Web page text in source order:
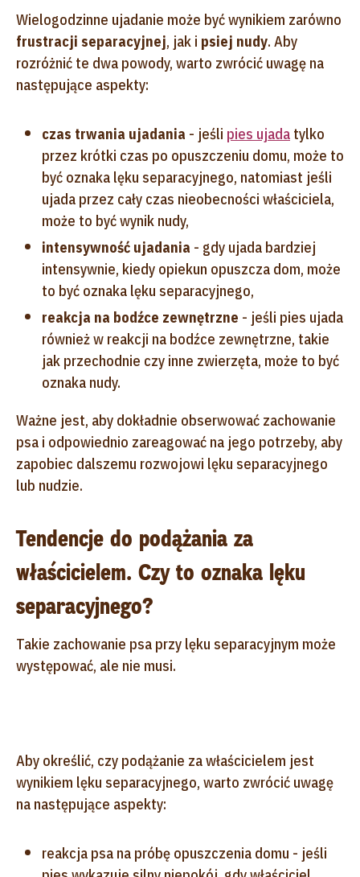
Wielogodzinne ujadanie może być wynikiem zarówno
frustracji separacyjnej, jak i psiej nudy. Aby
rozróżnić te dwa powody, warto zwrócić uwagę na
następujące aspekty:
czas trwania ujadania - jeśli pies ujada tylko
przez krótki czas po opuszczeniu domu, może to
być oznaka lęku separacyjnego, natomiast jeśli
ujada przez cały czas nieobecności właściciela,
może to być wynik nudy,
intensywność ujadania - gdy ujada bardziej
intensywnie, kiedy opiekun opuszcza dom, może
to być oznaka lęku separacyjnego,
reakcja na bodźce zewnętrzne - jeśli pies ujada
również w reakcji na bodźce zewnętrzne, takie
jak przechodnie czy inne zwierzęta, może to być
oznaka nudy.
Ważne jest, aby dokładnie obserwować zachowanie
psa i odpowiednio zareagować na jego potrzeby, aby
zapobiec dalszemu rozwojowi lęku separacyjnego
lub nudzie.
Tendencje do podążania za
właścicielem. Czy to oznaka lęku
separacyjnego?
Takie zachowanie psa przy lęku separacyjnym może
występować, ale nie musi.
Aby określić, czy podążanie za właścicielem jest
wynikiem lęku separacyjnego, warto zwrócić uwagę
na następujące aspekty:
reakcja psa na próbę opuszczenia domu - jeśli